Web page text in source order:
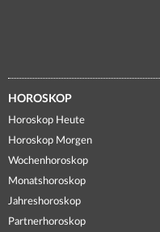
HOROSKOP
Horoskop Heute
Horoskop Morgen
Wochenhoroskop
Monatshoroskop
Jahreshoroskop
Partnerhoroskop